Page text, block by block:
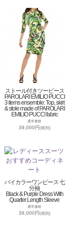
ストール付きツーピース
PAROLARI EMILIO PUCCI
3 items ensemble: Top, skirt
& stole made of PAROLARI
EMILIO PUCCI fabric
通常価格
39,000円(税別)
バイカラーワンピース 七
分袖
Black & Purple Dress With
Quarter Length Sleeve
通常価格
39,000円(税別)